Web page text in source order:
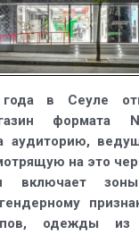
в Сеуле
формата
аудиторию,
на это
включает
одежды из